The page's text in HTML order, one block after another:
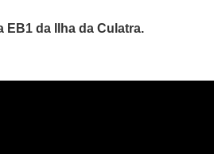
da Ilha da Culatra.